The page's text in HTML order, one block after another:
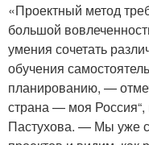
«Проектный метод
большой
умения сочетать
обучения
планированию, —
страна — моя
Пастухова. — Мы уже